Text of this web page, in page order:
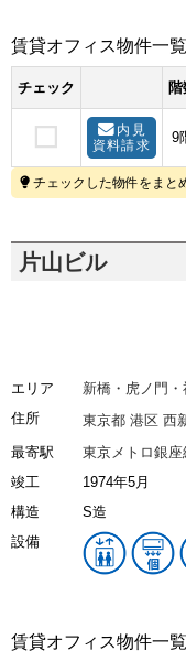
賃貸オフィス物件一
チェック
内見
資料請求
9
チェックした物件をまと
片山ビル
エリア
新橋・虎ノ門
住所
東京都 港区 西
最寄駅 東京メトロ銀座
竣工
1974年5月
構造
S造
設備
賃貸オフィス物件一